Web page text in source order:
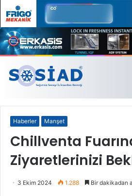
Haberler Manşet
Chillventa
Ziyaretlerinizi
3 Ekim 2024 1.288 Bir dakikadan